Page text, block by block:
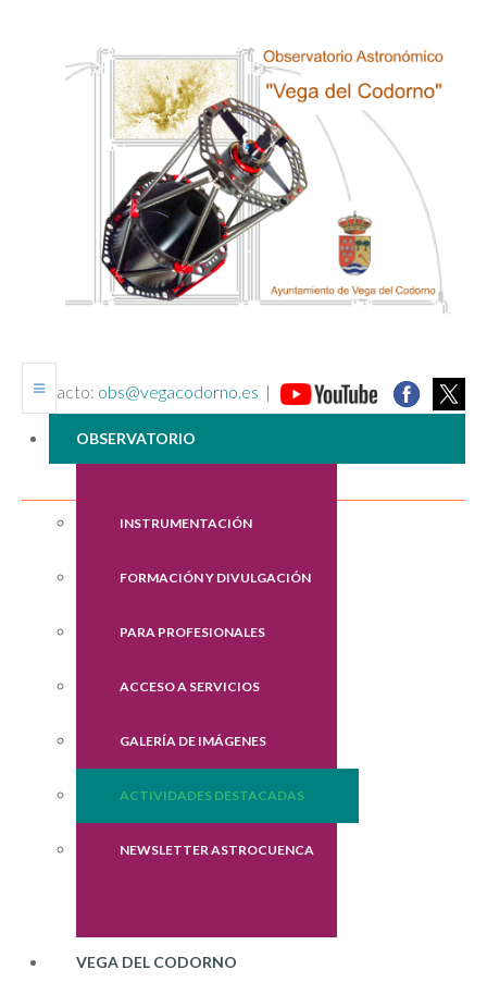
contacto: obs@vegacodorno.es |
OBSERVATORIO
INSTRUMENTACIÓN
FORMACIÓN Y DIVULGACIÓN
PARA PROFESIONALES
ACCESO A SERVICIOS
GALERÍA DE IMÁGENES
ACTIVIDADES DESTACADAS
NEWSLETTER ASTROCUENCA
VEGA DEL CODORNO